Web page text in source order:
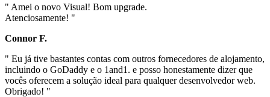
" Amei o novo Visual! Bom upgrade.
Atenciosamente! "
Connor F.
" Eu já tive bastantes contas com outros fornecedores de alojamento,
incluindo o GoDaddy e o 1and1. e posso honestamente dizer que
vocês oferecem a solução ideal para qualquer desenvolvedor web.
Obrigado! "